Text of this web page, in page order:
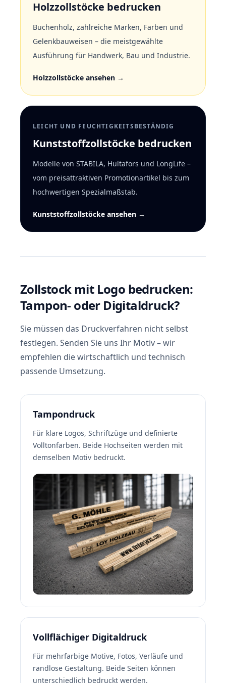
Holzzollstöcke bedrucken
Buchenholz, zahlreiche Marken, Farben und
Gelenkbauweisen – die meistgewählte
Ausführung für Handwerk, Bau und Industrie.
Holzzollstöcke ansehen →
LEICHT UND FEUCHTIGKEITSBESTÄNDIG
Kunststoffzollstöcke bedrucken
Modelle von STABILA, Hultafors und LongLife –
vom preisattraktiven Promotionartikel bis zum
hochwertigen Spezialmaßstab.
Kunststoffzollstöcke ansehen →
Zollstock mit Logo bedrucken:
Tampon- oder Digitaldruck?
Sie müssen das Druckverfahren nicht selbst
festlegen. Senden Sie uns Ihr Motiv – wir
empfehlen die wirtschaftlich und technisch
passende Umsetzung.
Tampondruck
Für klare Logos, Schriftzüge und definierte
Volltonfarben. Beide Hochseiten werden mit
demselben Motiv bedruckt.
Vollflächiger Digitaldruck
Für mehrfarbige Motive, Fotos, Verläufe und
randlose Gestaltung. Beide Seiten können
unterschiedlich bedruckt werden.